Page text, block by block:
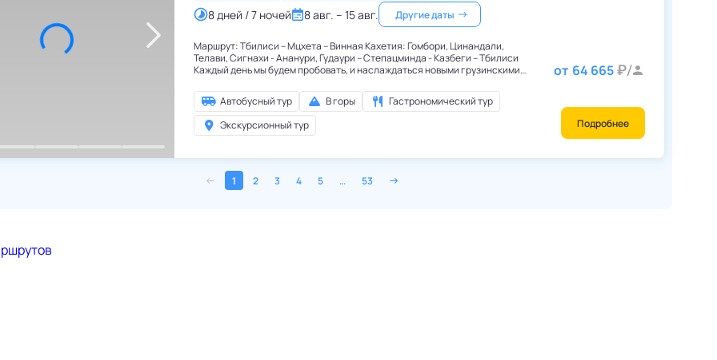
8 дней / 7 ночей 8 авг. – 15 авг. Другие даты
Маршрут: Тбилиси – Мцхета – Винная Кахетия: Гомбори, Цинандали,
Телави, Сигнахи - Ананури, Гудаури – Степацминда - Казбеги – Тбилиси
Каждый день мы будем пробовать, и наслаждаться новыми грузинскими
Автобусный тур
В горы
Гастрономический тур
Экскурсионный тур
от 64 665
Подробнее
1 2 3 4 5 … 53